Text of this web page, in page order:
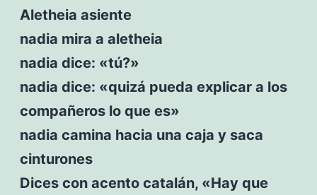
Aletheia asiente
nadia mira a aletheia
nadia dice: «tú?»
nadia dice: «quizá pueda explicar a los
compañeros lo que es»
nadia camina hacia una caja y saca
cinturones
Dices con acento catalán, «Hay que